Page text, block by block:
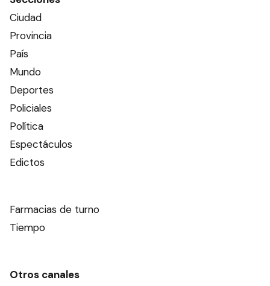
Ciudad
Provincia
País
Mundo
Deportes
Policiales
Política
Espectáculos
Edictos
Farmacias de turno
Tiempo
Otros canales